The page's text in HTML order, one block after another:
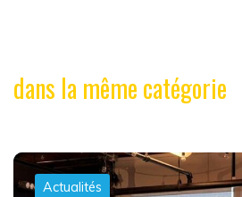
dans la même catégorie
Actualités